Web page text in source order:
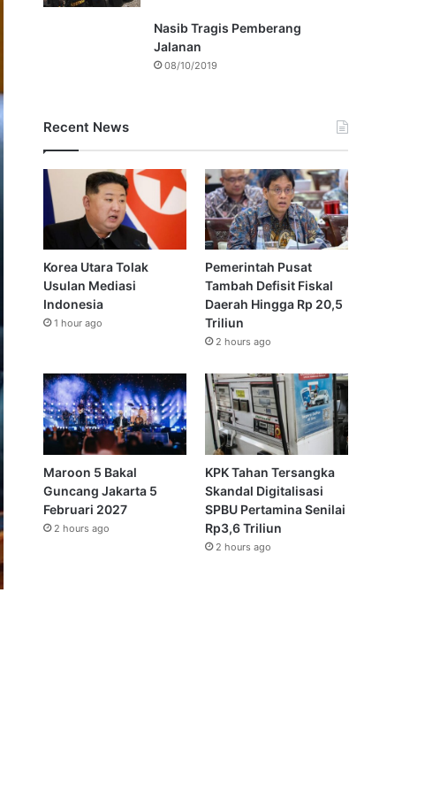
Nasib Tragis Pemberang
Jalanan
08/10/2019
Recent News
Korea Utara Tolak
Usulan Mediasi
Indonesia
1 hour ago
Pemerintah Pusat
Tambah Defisit Fiskal
Daerah Hingga Rp 20,5
Triliun
2 hours ago
Maroon 5 Bakal
Guncang Jakarta 5
Februari 2027
2 hours ago
KPK Tahan Tersangka
Skandal Digitalisasi
SPBU Pertamina Senilai
Rp3,6 Triliun
2 hours ago